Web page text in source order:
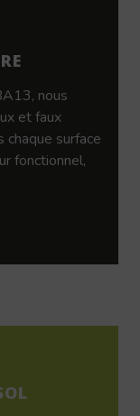
nous
et faux
chaque surface
fonctionnel,